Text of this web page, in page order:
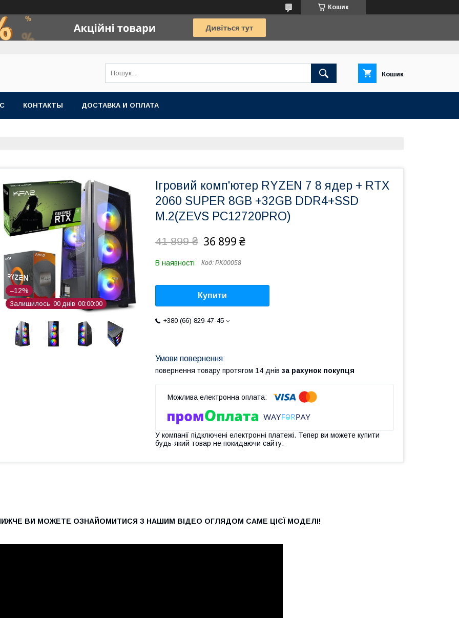
Кошик
Кошик
КОНТАКТЫ ДОСТАВКА И ОПЛАТА
–12%
Залишилось 00 днів 00 00 00
Ігровий комп'ютер RYZEN 7 8 ядер + RTX
2060 SUPER 8GB +32GB DDR4+SSD
M.2(ZEVS PC12720PRO)
41 899 ₴ 36 899 ₴
В наявності Код: PK00058
Купити
+380 (66) 829-47-45
повернення товару протягом 14 днів за рахунок покупця
У компанії підключені електронні платежі. Тепер ви можете купити
будь-який товар не покидаючи сайту.
ВИ МОЖЕТЕ ОЗНАЙОМИТИСЯ З НАШИМ ВІДЕО ОГЛЯДОМ САМЕ ЦІЄЇ МОДЕЛІ!